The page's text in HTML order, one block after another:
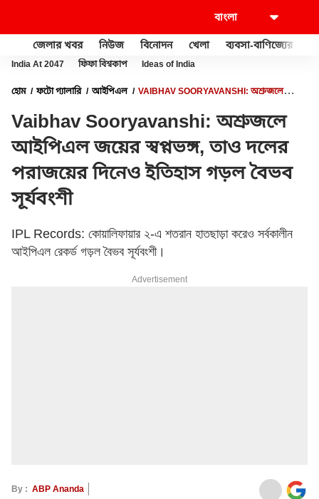
জেলার খবর নিউজ বিনোদন খেলা ব্যবসা-বাণিজ্যের
India At 2047 ফিফা বিশ্বকাপ Ideas of India
হোম ফটো গ্যালারি আইপিএল
VAIBHAV SOORYAVANSHI: অশ্রুজলে
Vaibhav Sooryavanshi: অশ্রুজলে
আইপিএল জয়ের স্বপ্নভঙ্গ, তাও দলের
পরাজয়ের দিনেও ইতিহাস গড়ল বৈভব
সূর্যবংশী
IPL Records: কোয়ালিফায়ার ২-এ শতরান হাতছাড়া করেও সর্বকালীন
আইপিএল রেকর্ড গড়ল বৈভব সূর্যবংশী।
Advertisement
By : ABP Ananda